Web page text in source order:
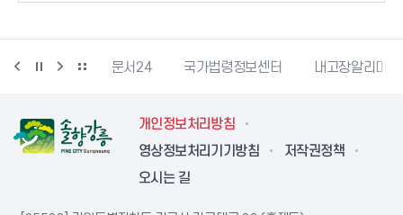
강릉문화재단 문서24 국가법령정보센터 내고장알리미
개인정보처리방침
영상정보처리기기방침
저작권정책
오시는 길